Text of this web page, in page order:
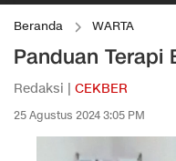
Beranda WARTA
Panduan Terapi
Redaksi | CEKBER
25 Agustus 2024 3:05 PM